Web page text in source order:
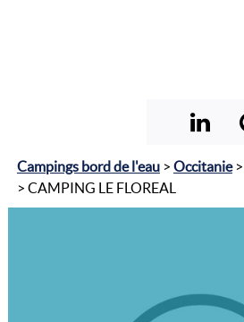
Campings bord de l'eau> Occitanie>
> CAMPING LE FLOREAL